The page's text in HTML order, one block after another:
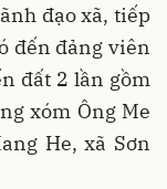
đạo xã, tiếp
đến đảng viên
đất 2 lần gồm
xóm Ông Me
He, xã Sơn